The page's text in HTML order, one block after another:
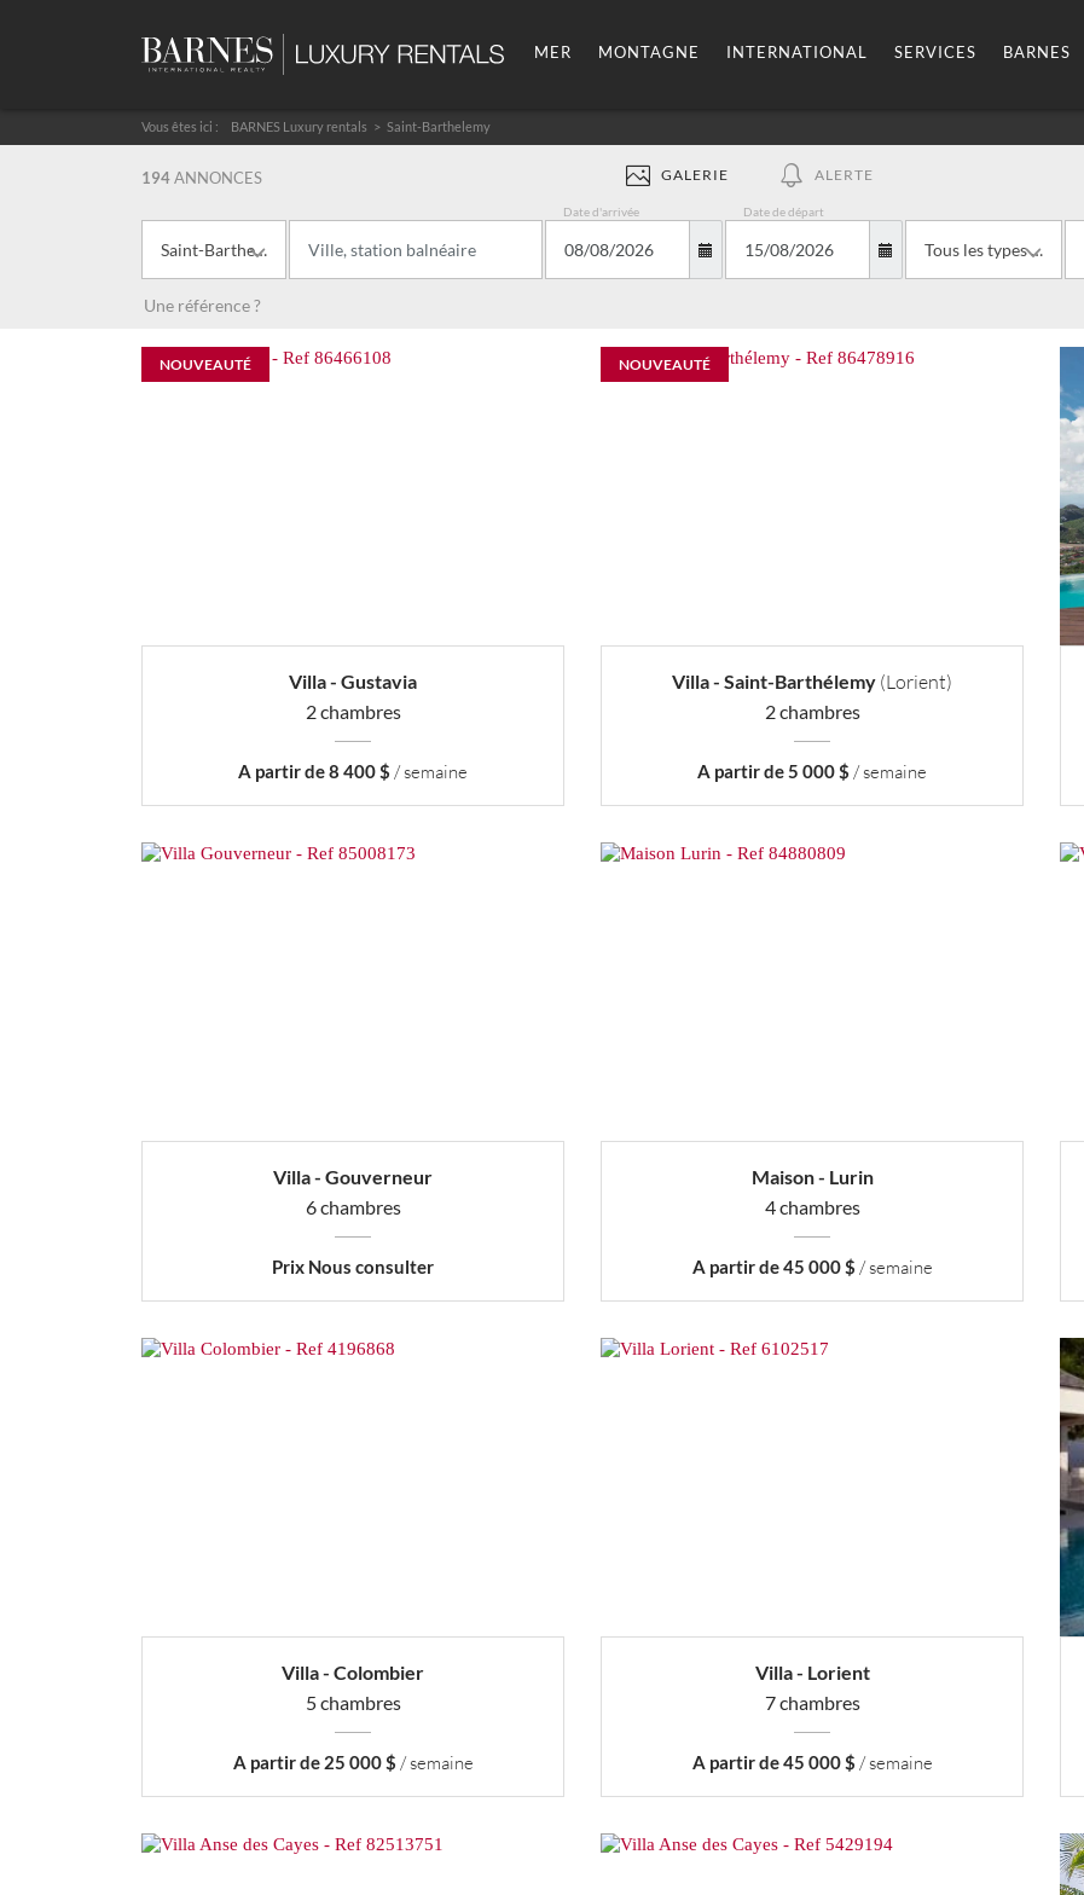
MER MONTAGNE INTERNATIONAL SERVICES BARNES
Vous êtes ici : BARNES Luxury rentals Saint-Barthelemy
194ANNONCES GALERIE ALERTE
Saint-Barthelemy
Date d'arrivée Date de départ
Tous les types de biens
Une référence ?
NOUVEAUTÉ
Villa - Gustavia
2 chambres
A partir de 8 400 $ / semaine
NOUVEAUTÉ
Villa - Saint-Barthélemy (Lorient)
2 chambres
A partir de 5 000 $ / semaine
Villa - Gouverneur
6 chambres
Prix Nous consulter
Maison - Lurin
4 chambres
A partir de 45 000 $ / semaine
Villa - Colombier
5 chambres
A partir de 25 000 $ / semaine
Villa - Lorient
7 chambres
A partir de 45 000 $ / semaine